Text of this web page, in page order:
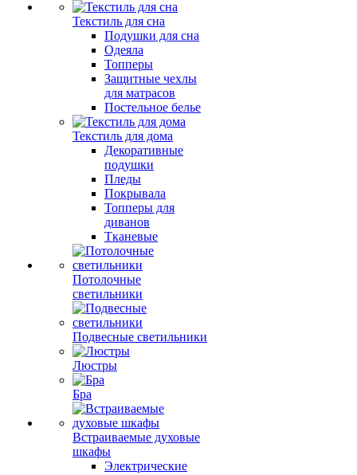
Текстиль для сна
Подушки для сна
Одеяла
Топперы
Защитные чехлы
для матрасов
Постельное белье
Текстиль для дома
Декоративные
подушки
Пледы
Покрывала
Топперы для
диванов
Тканевые
Потолочные
светильники
Подвесные светильники
Люстры
Бра
Встраиваемые духовые
шкафы
Электрические